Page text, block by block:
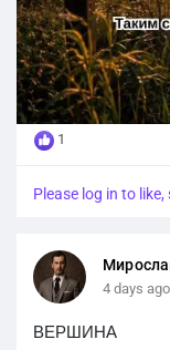
Мирослав Манюк
06.08.2026
#серпень
1
Please log in to
4 days ago
ВЕРШИНА